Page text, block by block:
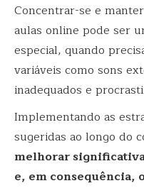
Concentrar-se e
aulas online pode ser
especial, quando
variáveis como sons
inadequados e
Implementando as
sugeridas ao longo do
melhorar
e, em consequência,